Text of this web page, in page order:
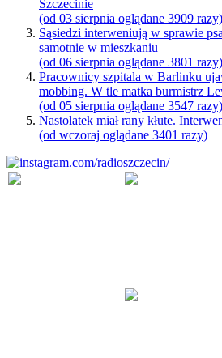
Szczecinie
(od 03 sierpnia oglądane 3909 razy)
Sąsiedzi interweniują w sprawie
samotnie w mieszkaniu
(od 06 sierpnia oglądane 3801 razy)
Pracownicy szpitala w Barlinku
mobbing. W tle matka burmistrz
(od 05 sierpnia oglądane 3547 razy)
Nastolatek miał rany kłute.
(od wczoraj oglądane 3401 razy)